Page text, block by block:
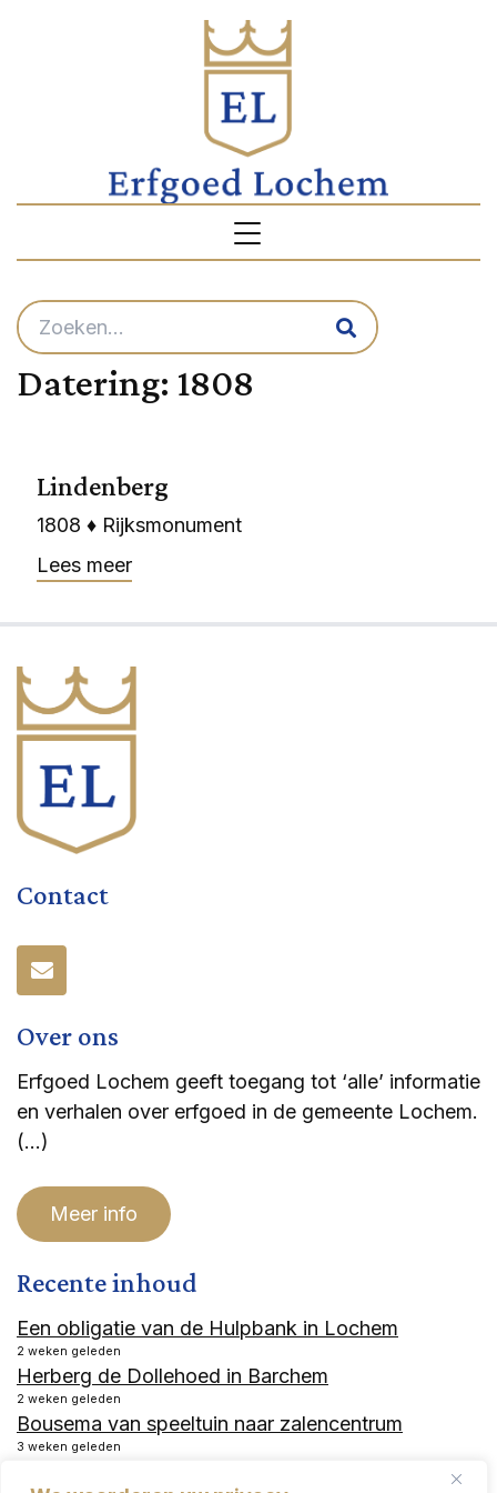
Datering: 1808
Lindenberg
1808 ♦ Rijksmonument
Lees meer
Contact
Over ons
Erfgoed Lochem geeft toegang tot ‘alle’ informatie
en verhalen over erfgoed in de gemeente Lochem.
(…)
Meer info
Recente inhoud
Een obligatie van de Hulpbank in Lochem
2 weken geleden
Herberg de Dollehoed in Barchem
2 weken geleden
Bousema van speeltuin naar zalencentrum
3 weken geleden